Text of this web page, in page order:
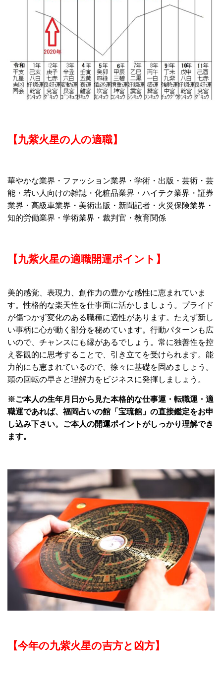
【九紫火星の人の適職】
華やかな業界・ファッション業界・学術・出版・芸術・芸
能・若い人向けの雑誌・化粧品業界・ハイテク業界・証券
業界・高級車業界・美術出版・新聞記者・火災保険業界・
知的労働業界・学術業界・裁判官・教育関係
【九紫火星の適職開運ポイント】
美的感覚、表現力、創作力の豊かな感性に恵まれていま
す。性格的な楽天性を仕事面に活かしましょう。プライド
が傷つかず変化のある職種に適性があります。たえず新し
い事柄に心が動く部分を秘めています。行動パターンも広
いので、チャンスにも縁があるでしょう。常に独善性を控
え客観的に思考することで、引き立てを受けられます。能
力的にも恵まれているので、徐々に基礎を固めましょう。
頭の回転の早さと理解力をビジネスに発揮しましょう。
※ご本人の生年月日から見た本格的な仕事運・転職運・適
職運であれば、福岡占いの館「宝琉館」の直接鑑定をお申
し込み下さい。ご本人の開運ポイントがしっかり理解でき
ます。
【今年の九紫火星の吉方と凶方】